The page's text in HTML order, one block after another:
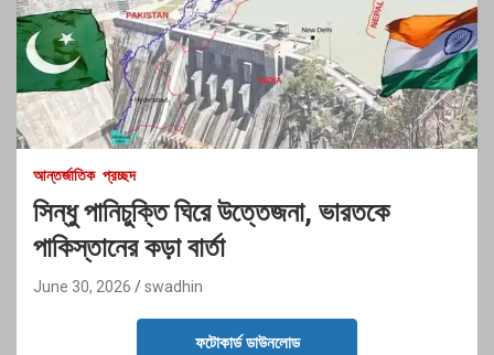
আন্তর্জাতিক প্রচ্ছদ
সিন্ধু পানিচুক্তি ঘিরে উত্তেজনা, ভারতকে
পাকিস্তানের কড়া বার্তা
June 30, 2026 swadhin
ফটোকার্ড ডাউনলোড